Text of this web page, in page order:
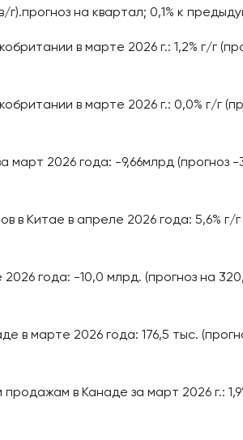
г).прогноз на квартал; 0,1% к
в марте 2026 г.: 1,2% г/г
в марте 2026 г.: 0,0% г/г
март 2026 года: -9,66млрд
Китае в апреле 2026 года: 5,6% г/г
года: -10,0 млрд. (прогноз на
в марте 2026 года: 176,5 тыс.
в Канаде за март 2026 г.: